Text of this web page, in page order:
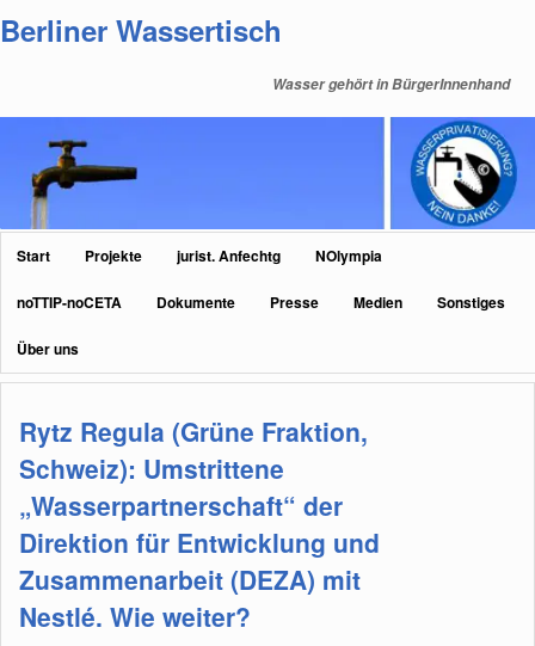
primären
sekundären
Berliner Wassertisch
Wasser gehört in BürgerInnenhand
Hauptmenü
Start Projekte jurist. Anfechtg NOlympia
noTTIP-noCETA Dokumente Presse Medien Sonstiges
Über uns
Rytz Regula (Grüne Fraktion,
Schweiz): Umstrittene
„Wasserpartnerschaft“ der
Direktion für Entwicklung und
Zusammenarbeit (DEZA) mit
Nestlé. Wie weiter?